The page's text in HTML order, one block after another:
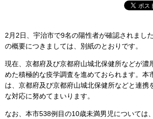
2月2日、宇治市で9名の陽性者が確認されまし
の概要につきましては、別紙のとおりです。
現在、京都府及び京都府山城北保健所などが濃
めた積極的な疫学調査を進めておられます。本
は、京都府及び京都府山城北保健所などと連携
な対応に努めてまいります。
なお、本市538例目の10歳未満男児については